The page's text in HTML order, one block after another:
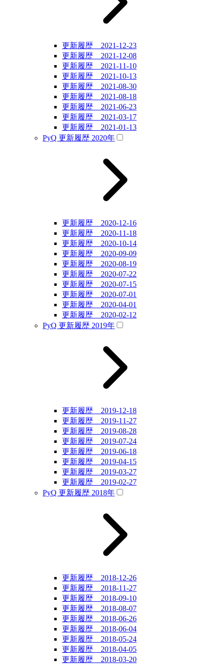
更新履歴 2021-12-23
更新履歴 2021-12-08
更新履歴 2021-11-10
更新履歴 2021-10-13
更新履歴 2021-08-30
更新履歴 2021-08-18
更新履歴 2021-06-23
更新履歴 2021-03-17
更新履歴 2021-01-13
PyQ 更新履歴 2020年
更新履歴 2020-12-16
更新履歴 2020-11-18
更新履歴 2020-10-14
更新履歴 2020-09-09
更新履歴 2020-08-19
更新履歴 2020-07-22
更新履歴 2020-07-15
更新履歴 2020-07-01
更新履歴 2020-04-01
更新履歴 2020-02-12
PyQ 更新履歴 2019年
更新履歴 2019-12-18
更新履歴 2019-11-27
更新履歴 2019-08-28
更新履歴 2019-07-24
更新履歴 2019-06-18
更新履歴 2019-04-15
更新履歴 2019-03-27
更新履歴 2019-02-27
PyQ 更新履歴 2018年
更新履歴 2018-12-26
更新履歴 2018-11-27
更新履歴 2018-09-10
更新履歴 2018-08-07
更新履歴 2018-06-26
更新履歴 2018-06-04
更新履歴 2018-05-24
更新履歴 2018-04-05
更新履歴 2018-03-20